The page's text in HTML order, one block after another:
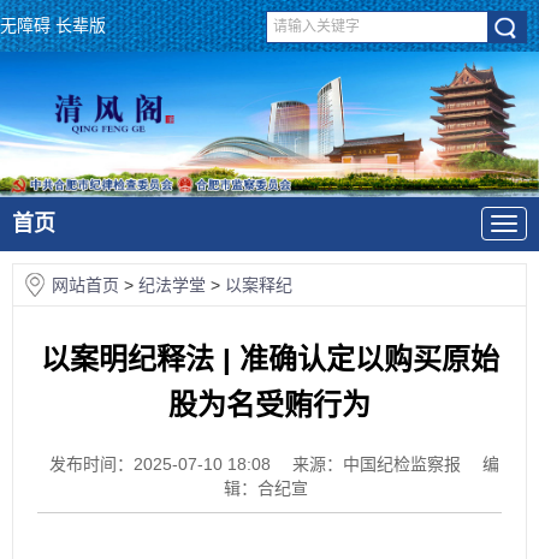
无障碍 长辈版
首页
网站首页 > 纪法学堂 > 以案释纪
以案明纪释法 | 准确认定以购买原始
股为名受贿行为
发布时间：2025-07-10 18:08 来源：中国纪检监察报
编
辑：合纪宣